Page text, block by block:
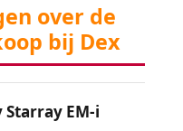
over de
bij Dex
Starray EM-i